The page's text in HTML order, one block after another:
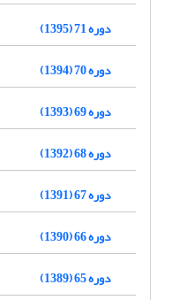
دوره 71 (1395)
دوره 70 (1394)
دوره 69 (1393)
دوره 68 (1392)
دوره 67 (1391)
دوره 66 (1390)
دوره 65 (1389)